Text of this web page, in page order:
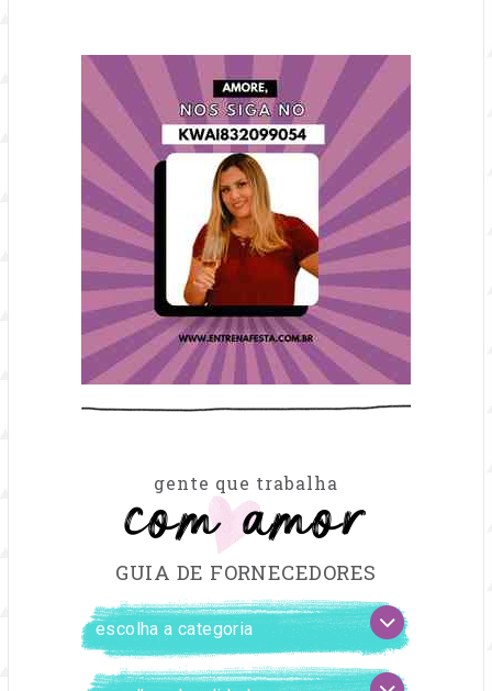
gente que trabalha
com amor
GUIA DE FORNECEDORES
FILTRAR
FORNECEDORES
escolha
a
categoria
escolha